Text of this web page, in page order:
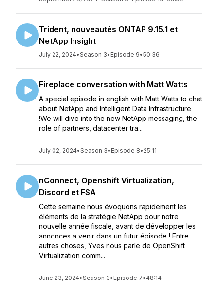
Trident, nouveautés ONTAP 9.15.1 et
NetApp Insight
July 22, 2024•Season 3• Episode 9•50:36
Fireplace conversation with Matt Watts
A special episode in english with Matt Watts to chat
about NetApp and Intelligent Data Infrastructure
!We will dive into the new NetApp messaging, the
role of partners, datacenter tra...
July 02, 2024•Season 3• Episode 8• 25:11
nConnect, Openshift Virtualization,
Discord et FSA
Cette semaine nous évoquons rapidement les
éléments de la stratégie NetApp pour notre
nouvelle année fiscale, avant de développer les
annonces a venir dans un futur épisode ! Entre
autres choses, Yves nous parle de OpenShift
Virtualization comm...
June 23, 2024•Season 3• Episode 7• 48:14